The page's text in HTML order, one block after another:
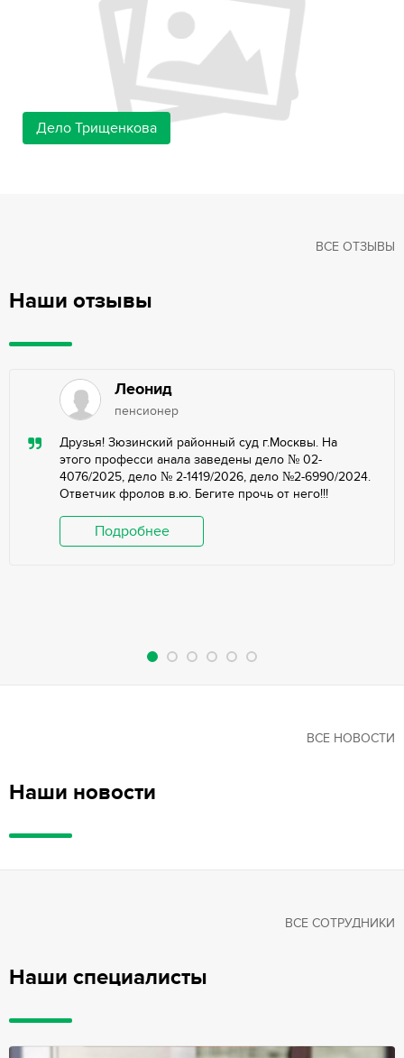
Дело Трищенкова
Наши отзывы
ВСЕ ОТЗЫВЫ
Леонид
пенсионер
Друзья! Зюзинский районный суд г.Москвы. На
этого професси анала заведены дело № 02-
4076/2025, дело № 2-1419/2026, дело №2-6990/2024.
Ответчик фролов в.ю. Бегите прочь от него!!!
Подробнее
Наши новости
ВСЕ НОВОСТИ
Наши специалисты
ВСЕ СОТРУДНИКИ